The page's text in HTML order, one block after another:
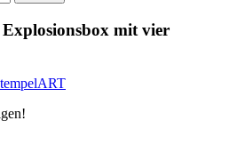
mit vier